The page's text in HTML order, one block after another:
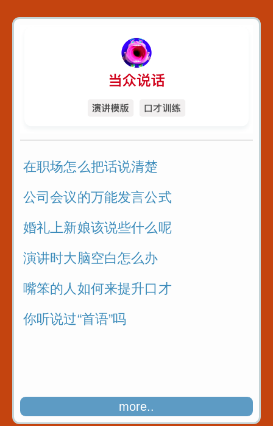
在职场怎么把话说清楚
公司会议的万能发言公式
婚礼上新娘该说些什么呢
演讲时大脑空白怎么办
嘴笨的人如何来提升口才
你听说过“首语”吗
more..